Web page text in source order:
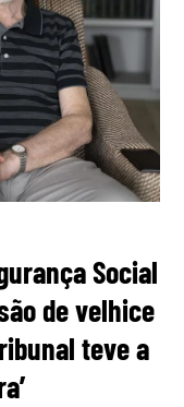
Social
de velhice
teve a